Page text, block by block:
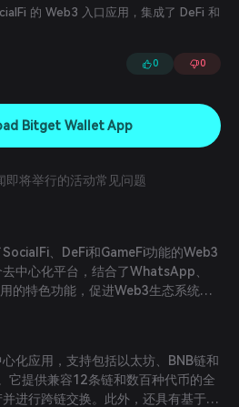
的 Web3 入口应用，集成了 DeFi 和
0 0
Bitget Wallet App
即将举行的活动常见问题
、DeFi和GameFi功能的Web3
中心化平台，结合了WhatsApp、
的特色功能，促进Web3生态系统内
化应用，支持包括以太坊、BNB链和
它提供兼容12条链和数百种代币的全
进行跨链交换。此外，还具有基于